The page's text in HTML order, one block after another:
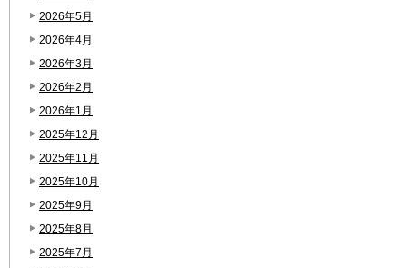
2026年5月
2026年4月
2026年3月
2026年2月
2026年1月
2025年12月
2025年11月
2025年10月
2025年9月
2025年8月
2025年7月